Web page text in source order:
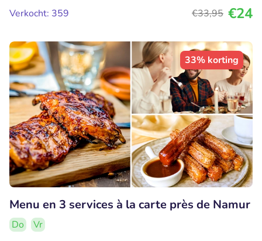
Verkocht: 359
€33,95 €24
33% korting
Menu en 3 services à la carte près de Namur
Do
Vr